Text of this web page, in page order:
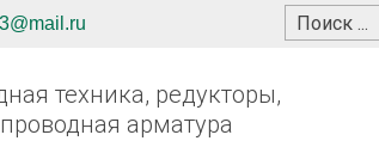
техника, редукторы,
арматура